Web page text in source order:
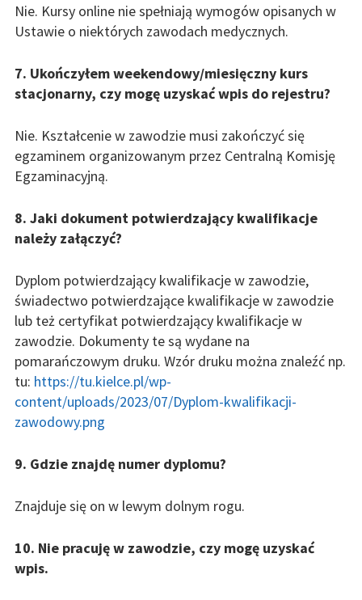
Nie. Kursy online nie spełniają wymogów opisanych w
Ustawie o niektórych zawodach medycznych.
7. Ukończyłem weekendowy/miesięczny kurs
stacjonarny, czy mogę uzyskać wpis do rejestru?
Nie. Kształcenie w zawodzie musi zakończyć się
egzaminem organizowanym przez Centralną Komisję
Egzaminacyjną.
8. Jaki dokument potwierdzający kwalifikacje
należy załączyć?
Dyplom potwierdzający kwalifikacje w zawodzie,
świadectwo potwierdzające kwalifikacje w zawodzie
lub też certyfikat potwierdzający kwalifikacje w
zawodzie. Dokumenty te są wydane na
pomarańczowym druku. Wzór druku można znaleźć np.
tu: https://tu.kielce.pl/wp-
content/uploads/2023/07/Dyplom-kwalifikacji-
zawodowy.png
9. Gdzie znajdę numer dyplomu?
Znajduje się on w lewym dolnym rogu.
10. Nie pracuję w zawodzie, czy mogę uzyskać
wpis.